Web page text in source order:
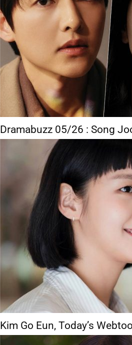
Dramabuzz 05/26 : Song
Kim Go Eun, Today’s